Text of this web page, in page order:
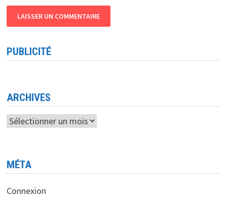
PUBLICITÉ
ARCHIVES
Archives
MÉTA
Connexion